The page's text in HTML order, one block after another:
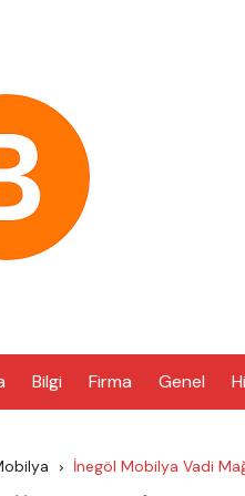
Bilgi Firma Genel
İnegöl Mobilya Vadi